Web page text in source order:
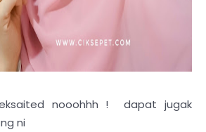
nooohhh ! dapat jugak
ni